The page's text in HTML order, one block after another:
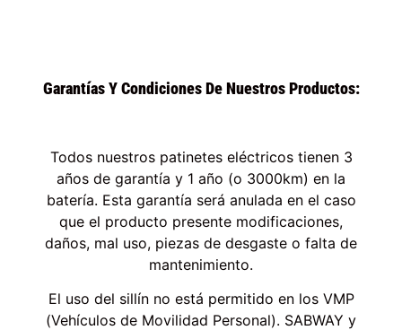
Garantías Y Condiciones De Nuestros Productos:
Todos nuestros patinetes eléctricos tienen 3
años de garantía y 1 año (o 3000km) en la
batería. Esta garantía será anulada en el caso
que el producto presente modificaciones,
daños, mal uso, piezas de desgaste o falta de
mantenimiento.
El uso del sillín no está permitido en los VMP
(Vehículos de Movilidad Personal). SABWAY y